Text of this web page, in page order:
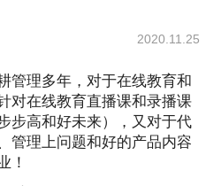
2020.11.25
管理多年，对于在线教育和
对在线教育直播课和录播课
步高和好未来），又对于代
管理上问题和好的产品内容
！